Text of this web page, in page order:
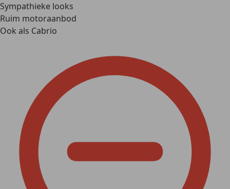
Sympathieke looks
Ruim motoraanbod
Ook als Cabrio